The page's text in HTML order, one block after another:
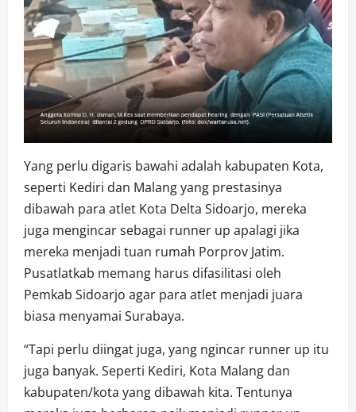
Yang perlu digaris bawahi adalah kabupaten Kota,
seperti Kediri dan Malang yang prestasinya
dibawah para atlet Kota Delta Sidoarjo, mereka
juga mengincar sebagai runner up apalagi jika
mereka menjadi tuan rumah Porprov Jatim.
Pusatlatkab memang harus difasilitasi oleh
Pemkab Sidoarjo agar para atlet menjadi juara
biasa menyamai Surabaya.
“Tapi perlu diingat juga, yang ngincar runner up itu
juga banyak. Seperti Kediri, Kota Malang dan
kabupaten/kota yang dibawah kita. Tentunya